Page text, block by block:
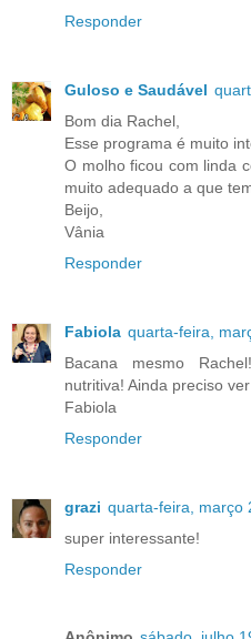
Responder
Guloso e Saudável
Bom dia Rachel,
Esse programa é muito
O molho ficou com linda
muito adequado a que
Beijo,
Vânia
Responder
Fabiola quarta-feira,
Bacana mesmo
nutritiva! Ainda preciso
Fabiola
Responder
grazi quarta-feira, março
super interessante!
Responder